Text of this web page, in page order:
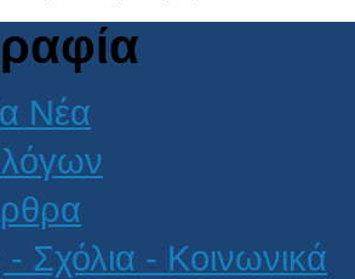
Νέα
- Σχόλια - Κοινωνικά